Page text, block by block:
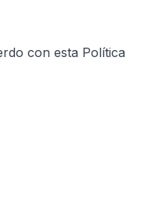
con esta Política